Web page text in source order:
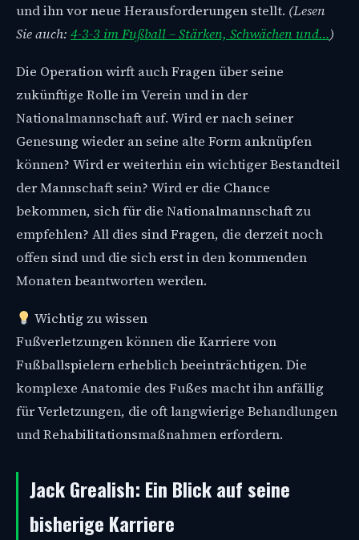
und ihn vor neue Herausforderungen stellt. (Lesen
Sie auch: 4-3-3 im Fußball – Stärken, Schwächen und…)
Die Operation wirft auch Fragen über seine
zukünftige Rolle im Verein und in der
Nationalmannschaft auf. Wird er nach seiner
Genesung wieder an seine alte Form anknüpfen
können? Wird er weiterhin ein wichtiger Bestandteil
der Mannschaft sein? Wird er die Chance
bekommen, sich für die Nationalmannschaft zu
empfehlen? All dies sind Fragen, die derzeit noch
offen sind und die sich erst in den kommenden
Monaten beantworten werden.
Wichtig zu wissen
Fußverletzungen können die Karriere von
Fußballspielern erheblich beeinträchtigen. Die
komplexe Anatomie des Fußes macht ihn anfällig
für Verletzungen, die oft langwierige Behandlungen
und Rehabilitationsmaßnahmen erfordern.
Jack Grealish: Ein Blick auf seine
bisherige Karriere